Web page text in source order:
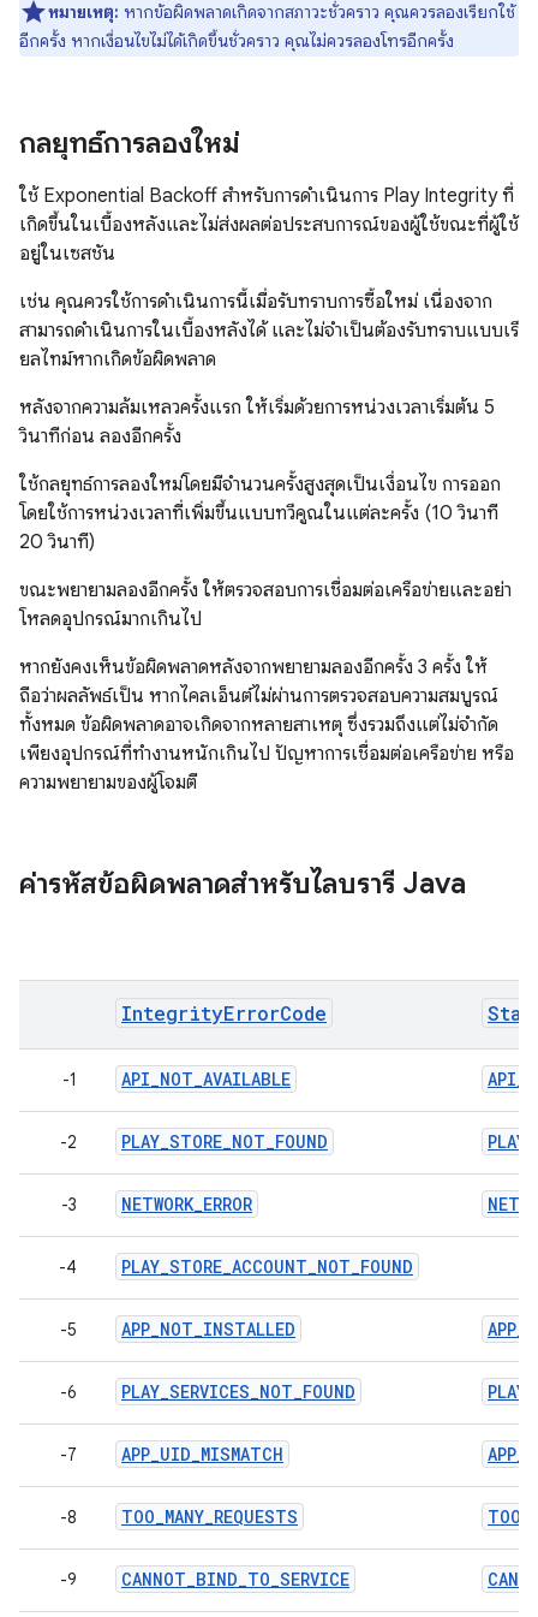
หมายเหตุ: หากข้อผิดพลาดเกิดจากสภาวะชั่วคราว คุณควรลองเรียกใช้
อีกครั้ง หากเงื่อนไขไม่ได้เกิดขึ้นชั่วคราว คุณไม่ควรลองโทรอีกครั้ง
กลยุทธ์การลองใหม่
ใช้ Exponential Backoff สำหรับการดำเนินการ Play Integrity ที่
เกิดขึ้นในเบื้องหลังและไม่ส่งผลต่อประสบการณ์ของผู้ใช้ขณะที่ผู้ใช้
อยู่ในเซสชัน
เช่น คุณควรใช้การดำเนินการนี้เมื่อรับทราบการซื้อใหม่ เนื่องจาก
สามารถดำเนินการในเบื้องหลังได้ และไม่จำเป็นต้องรับทราบแบบเรี
ยลไทม์หากเกิดข้อผิดพลาด
หลังจากความล้มเหลวครั้งแรก ให้เริ่มด้วยการหน่วงเวลาเริ่มต้น 5
วินาทีก่อน ลองอีกครั้ง
ใช้กลยุทธ์การลองใหม่โดยมีจำนวนครั้งสูงสุดเป็นเงื่อนไข การออก
โดยใช้การหน่วงเวลาที่เพิ่มขึ้นแบบทวีคูณในแต่ละครั้ง (10 วินาที
20 วินาที)
ขณะพยายามลองอีกครั้ง ให้ตรวจสอบการเชื่อมต่อเครือข่ายและอย่า
โหลดอุปกรณ์มากเกินไป
หากยังคงเห็นข้อผิดพลาดหลังจากพยายามลองอีกครั้ง 3 ครั้ง ให้
ถือว่าผลลัพธ์เป็น หากไคลเอ็นต์ไม่ผ่านการตรวจสอบความสมบูรณ์
ทั้งหมด ข้อผิดพลาดอาจเกิดจากหลายสาเหตุ ซึ่งรวมถึงแต่ไม่จำกัด
เพียงอุปกรณ์ที่ทำงานหนักเกินไป ปัญหาการเชื่อมต่อเครือข่าย หรือ
ความพยายามของผู้โจมตี
ค่ารหัสข้อผิดพลาดสำหรับไลบรารี Java
IntegrityErrorCode
-1 API_NOT_AVAILABLE
-2 PLAY_STORE_NOT_FOUND
-3 NETWORK_ERROR
-4 PLAY_STORE_ACCOUNT_NOT_FOUND
-5 APP_NOT_INSTALLED
-6 PLAY_SERVICES_NOT_FOUND
-7 APP_UID_MISMATCH
-8 TOO_MANY_REQUESTS
-9 CANNOT_BIND_TO_SERVICE